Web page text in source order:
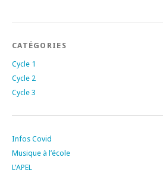
CATÉGORIES
Cycle 1
Cycle 2
Cycle 3
Infos Covid
Musique à l’école
L’APEL